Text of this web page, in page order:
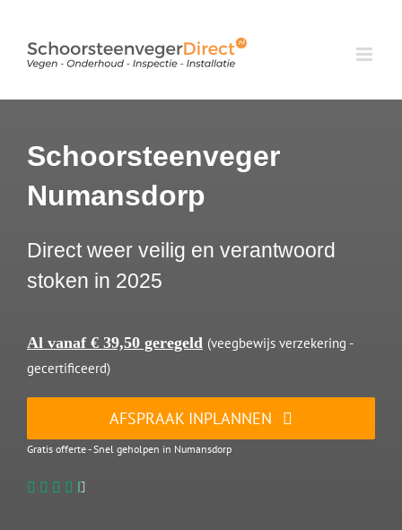
inhoud
Schoorsteenveger
Numansdorp
Direct weer veilig en verantwoord
stoken in 2025
Al vanaf € 39,50 geregeld (veegbewijs verzekering -
gecertificeerd)
AFSPRAAK INPLANNEN
Gratis offerte - Snel geholpen in Numansdorp